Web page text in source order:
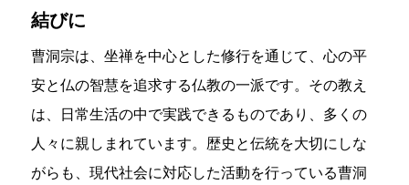
結びに
曹洞宗は、坐禅を中心とした修行を通じて、心の平
安と仏の智慧を追求する仏教の一派です。その教え
は、日常生活の中で実践できるものであり、多くの
人々に親しまれています。歴史と伝統を大切にしな
がらも、現代社会に対応した活動を行っている曹洞